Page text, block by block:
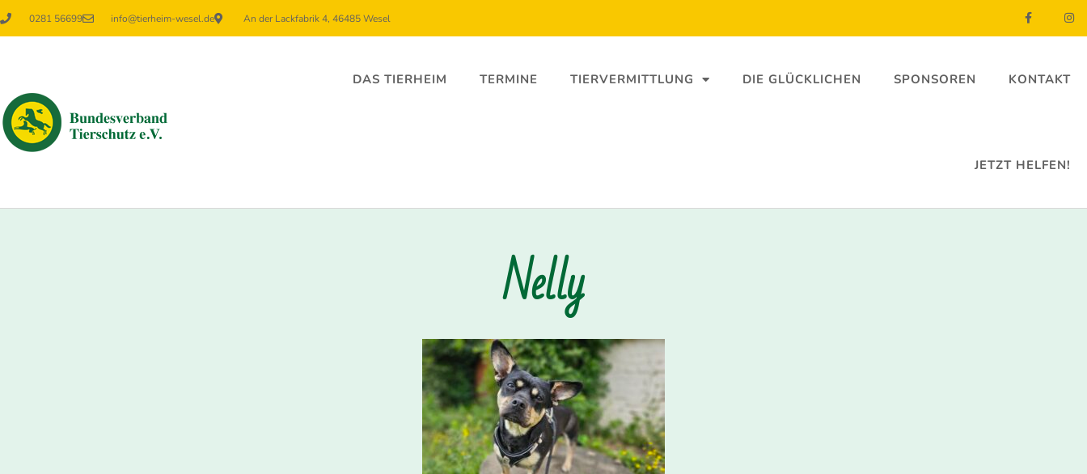
0281 56699 info@tierheim-wesel.de An der Lackfabrik 4, 46485 Wesel
DAS TIERHEIM TERMINE TIERVERMITTLUNG DIE GLÜCKLICHEN SPONSOREN KONTAKT
JETZT HELFEN!
Nelly